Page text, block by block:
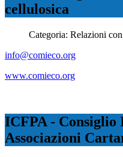
cellulosica
Categoria: Relazioni
info@comieco.org
www.comieco.org
ICFPA - Consiglio
Associazioni